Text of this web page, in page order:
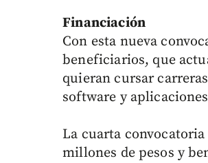
Financiación
Con esta nueva
beneficiarios, que
quieran cursar
software y
La cuarta
millones de pesos y